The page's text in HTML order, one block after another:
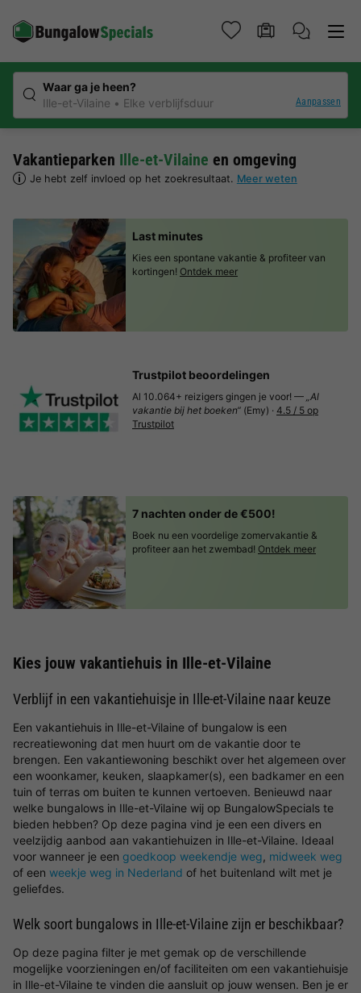
Waar ga je heen?
Ille-et-Vilaine
Elke verblijfsduur Aanpassen
Vakantieparken Ille-et-Vilaine en omgeving
Je hebt zelf invloed op het zoekresultaat. Meer weten
Last minutes
Kies een spontane vakantie & profiteer van
kortingen! Ontdek meer
Trustpilot beoordelingen
Al 10.064+ reizigers gingen je voor! — „Al
vakantie bij het boeken“ (Emy) · 4.5 / 5 op
Trustpilot
7 nachten onder de €500!
Boek nu een voordelige zomervakantie &
profiteer aan het zwembad! Ontdek meer
Kies jouw vakantiehuis in Ille-et-Vilaine
Verblijf in een vakantiehuisje in Ille-et-Vilaine naar keuze
Een vakantiehuis in Ille-et-Vilaine of bungalow is een
recreatiewoning dat men huurt om de vakantie door te
brengen. Een vakantiewoning beschikt over het algemeen over
een woonkamer, keuken, slaapkamer(s), een badkamer en een
tuin of terras om buiten te kunnen vertoeven. Benieuwd naar
welke bungalows in Ille-et-Vilaine wij op BungalowSpecials te
bieden hebben? Op deze pagina vind je een een divers en
veelzijdig aanbod aan vakantiehuizen in Ille-et-Vilaine. Ideaal
voor wanneer je een goedkoop weekendje weg, midweek weg
of een weekje weg in Nederland of het buitenland wilt met je
geliefdes.
Welk soort bungalows in Ille-et-Vilaine zijn er beschikbaar?
Op deze pagina filter je met gemak op de verschillende
mogelijke voorzieningen en/of faciliteiten om een vakantiehuisje
in Ille-et-Vilaine te vinden die aansluit op jouw wensen. Ben je er